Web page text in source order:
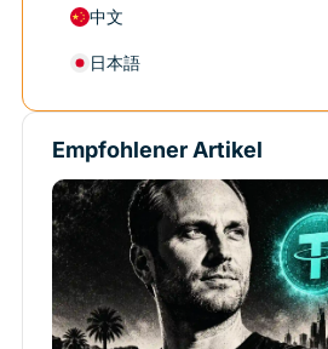
中文
日本語
Empfohlener Artikel